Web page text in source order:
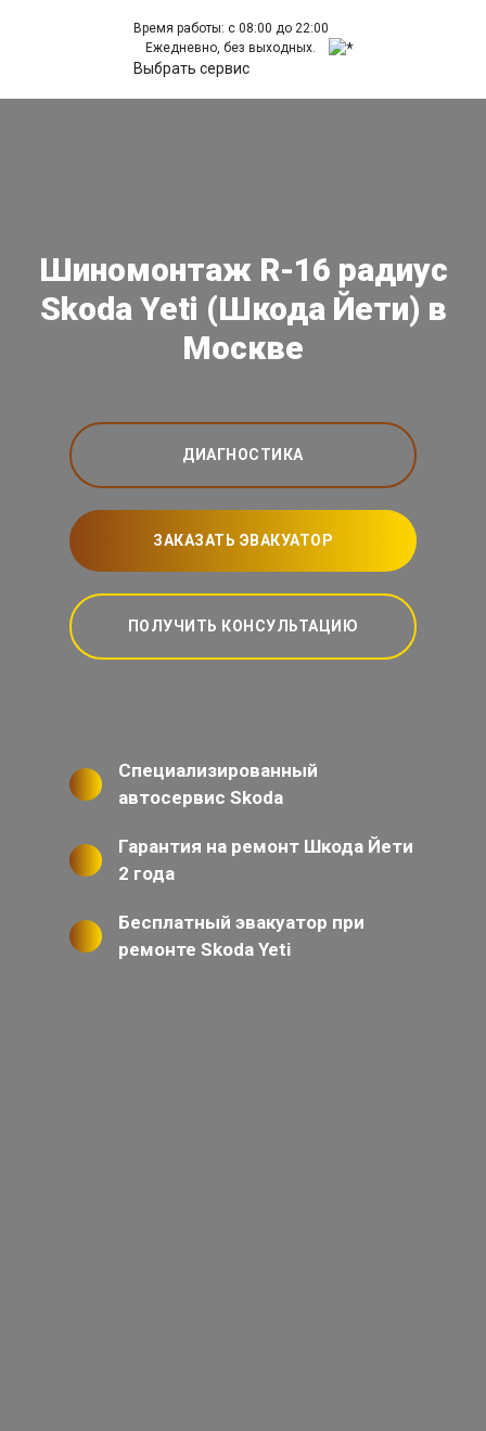
Время работы: с 08:00 до 22:00
Ежедневно, без выходных.
Выбрать сервис
Шиномонтаж R-16 радиус
Skoda Yeti (Шкода Йети) в
Москве
ДИАГНОСТИКА
ЗАКАЗАТЬ ЭВАКУАТОР
ПОЛУЧИТЬ КОНСУЛЬТАЦИЮ
Специализированный
автосервис Skoda
Гарантия на ремонт Шкода Йети
2 года
Бесплатный эвакуатор при
ремонте Skoda Yeti